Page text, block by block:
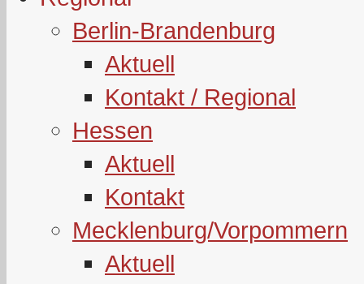
Berlin-Brandenburg
Aktuell
Kontakt / Regional
Hessen
Aktuell
Kontakt
Mecklenburg/Vorpommern
Aktuell